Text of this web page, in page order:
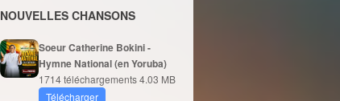
NOUVELLES CHANSONS
Soeur Catherine Bokini -
Hymne National (en Yoruba)
1714 téléchargements4.03 MB
Télécharger